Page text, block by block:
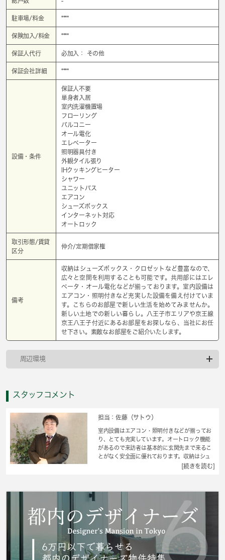
駐車場/料金 ****
保険加入/料金 ****
保証人代行 必加入： その他
保証会社詳細 ****
設備・条件
保証人不要
単身者入居
室内洗濯機置場
フローリング
バルコニー
オール電化
エレベーター
照明器具付き
外観タイル張り
IHクッキングヒーター
シャワー
ユニットバス
エアコン
シューズボックス
インターネット対応
オートロック
取引形態/賃貸
区分
仲介/定期借家権
備考
収納はシューズボックス・クロゼットなど豊富なので、
広々と空間を利用することも可能です。共用部にはエレ
ベータ・オール電化などが揃っております。室内設備は
エアコン・照明付きなど充実した設備を備え付けていま
す。こちらのお部屋で新しい生活を始めてみませんか。
新しい土地での新しい暮らし。八王子市エリアや京王線
京王八王子付近にあるお部屋をお探しなら、当社にお任
せ下さい。素敵なお部屋をご紹介いたします。
周辺環境
スタッフコメント
担当：佐藤（サトウ）
室内設備はエアコン・照明付きなどが揃ってお
り、とても充実しています。オートロック機能
があるので来訪者は基本的に玄関先まで来るこ
とがなく安全面に優れております。収納はシュ
ーズボックス・クロゼットなど豊富なので、
りとても充実しています。フローリングの床
くれます。単身者様向けに快適に過ごせる設備
を整えました。インターネットの回線が繋がっ
ているので快適なお住まい。八王子市で賃貸住
宅を借りるなら、京王線京王八王子周辺をご検
討ください。 城南コミュニティがお手伝いい
たします。
[続きを読む]